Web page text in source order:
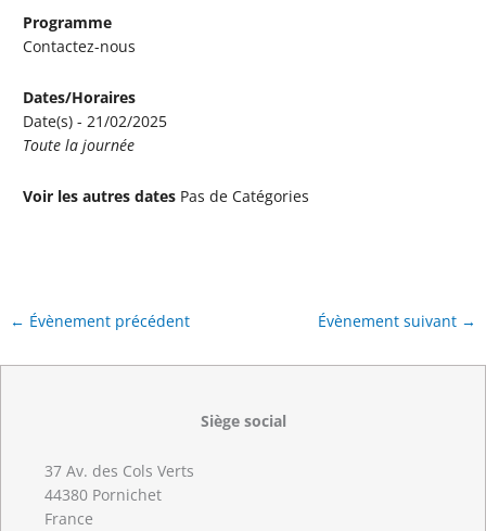
Programme
Contactez-nous
Dates/Horaires
Date(s) - 21/02/2025
Toute la journée
Voir les autres dates Pas de Catégories
← Évènement précédent Évènement suivant →
Siège social
37 Av. des Cols Verts
44380 Pornichet
France